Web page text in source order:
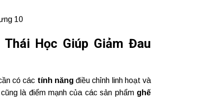
Học Giúp Giảm Đau
có các tính năng điều chỉnh linh hoạt và
là điểm mạnh của các sản phẩm ghế